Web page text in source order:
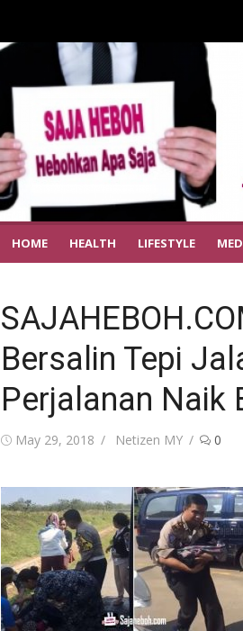
HOME HEALTH LIFESTYLE
Bersalin Tepi
Perjalanan Naik
Posted
May 29, 2018 Author
Netizen MY 0